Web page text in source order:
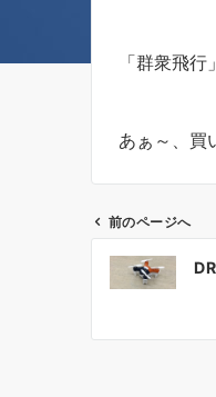
「群衆飛
あぁ～、買
投
稿
前のページへ